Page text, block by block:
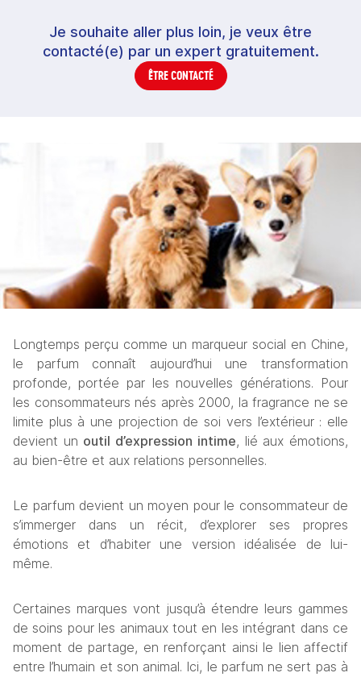
Je souhaite aller plus loin, je veux être
contacté(e) par un expert gratuitement.
ÊTRE CONTACTÉ
Longtemps perçu comme un marqueur social en Chine,
le parfum connaît aujourd’hui une transformation
profonde, portée par les nouvelles générations. Pour
les consommateurs nés après 2000, la fragrance ne se
limite plus à une projection de soi vers l’extérieur : elle
devient un outil d’expression intime, lié aux émotions,
au bien-être et aux relations personnelles.
Le parfum devient un moyen pour le consommateur de
s’immerger dans un récit, d’explorer ses propres
émotions et d’habiter une version idéalisée de lui-
même.
Certaines marques vont jusqu’à étendre leurs gammes
de soins pour les animaux tout en les intégrant dans ce
moment de partage, en renforçant ainsi le lien affectif
entre l’humain et son animal. Ici, le parfum ne sert pas à